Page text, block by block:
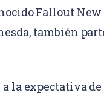
Fallout New
también
la expectativa